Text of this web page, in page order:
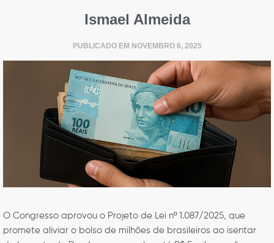
Ismael Almeida
PUBLICADO EM NOVEMBRO 6, 2025
O Congresso aprovou o Projeto de Lei nº 1.087/2025, que
promete aliviar o bolso de milhões de brasileiros ao isentar